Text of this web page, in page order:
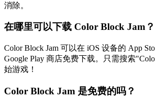
消除。
在哪里可以下载 Color Block Jam？
Color Block Jam 可以在 iOS 设备的 App
Google Play 商店免费下载。只需搜索
始游戏！
Color Block Jam 是免费的吗？